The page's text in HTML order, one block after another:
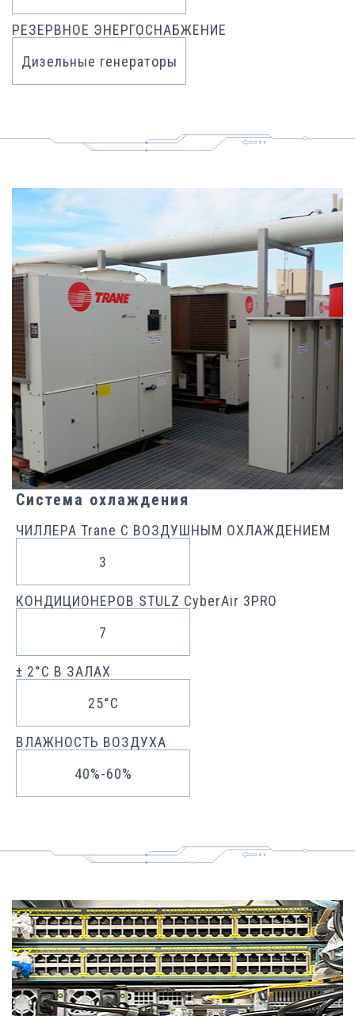
Дизельные генераторы
РЕЗЕРВНОЕ ЭНЕРГОСНАБЖЕНИЕ
Система охлаждения
3
ЧИЛЛЕРА Trane С ВОЗДУШНЫМ ОХЛАЖДЕНИЕМ
7
КОНДИЦИОНЕРОВ STULZ CyberAir 3PRO
25°C
± 2°C В ЗАЛАХ
40%-60%
ВЛАЖНОСТЬ ВОЗДУХА